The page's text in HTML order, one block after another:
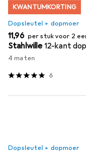
KWANTUMKORTING
Dopsleutel + dopmoer
EUR
11,96 per stuk voor 2
Stahlwille 12-kant
4 maten
6
Dopsleutel + dopmoer